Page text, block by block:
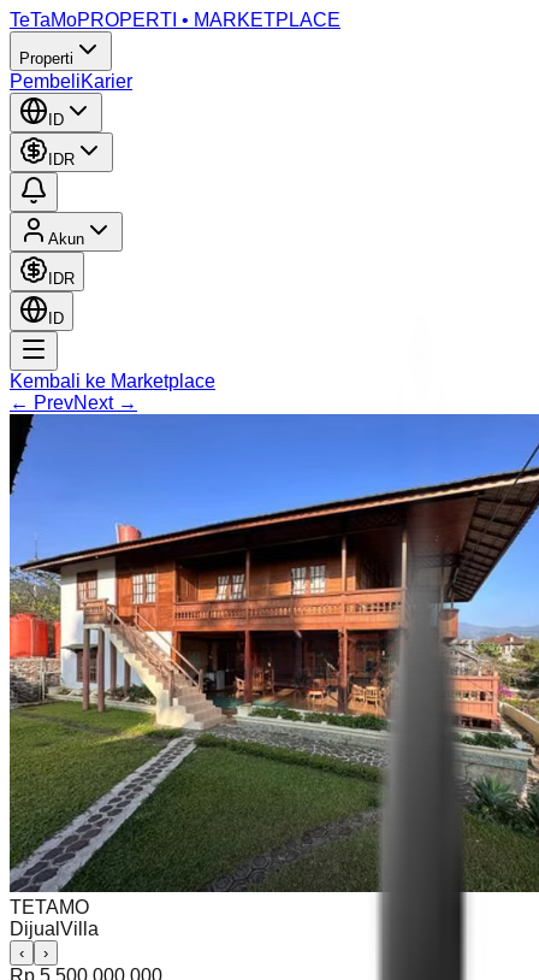
TeTaMoPROPERTI • MARKETPLACE
Properti
PembeliKarier
ID
IDR
Akun
IDR
ID
Kembali ke Marketplace
← PrevNext →
TETAMO
Dijual Villa
‹ ›
Rp 5.500.000.000